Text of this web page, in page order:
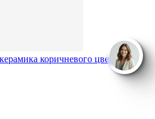
коричневого цвета